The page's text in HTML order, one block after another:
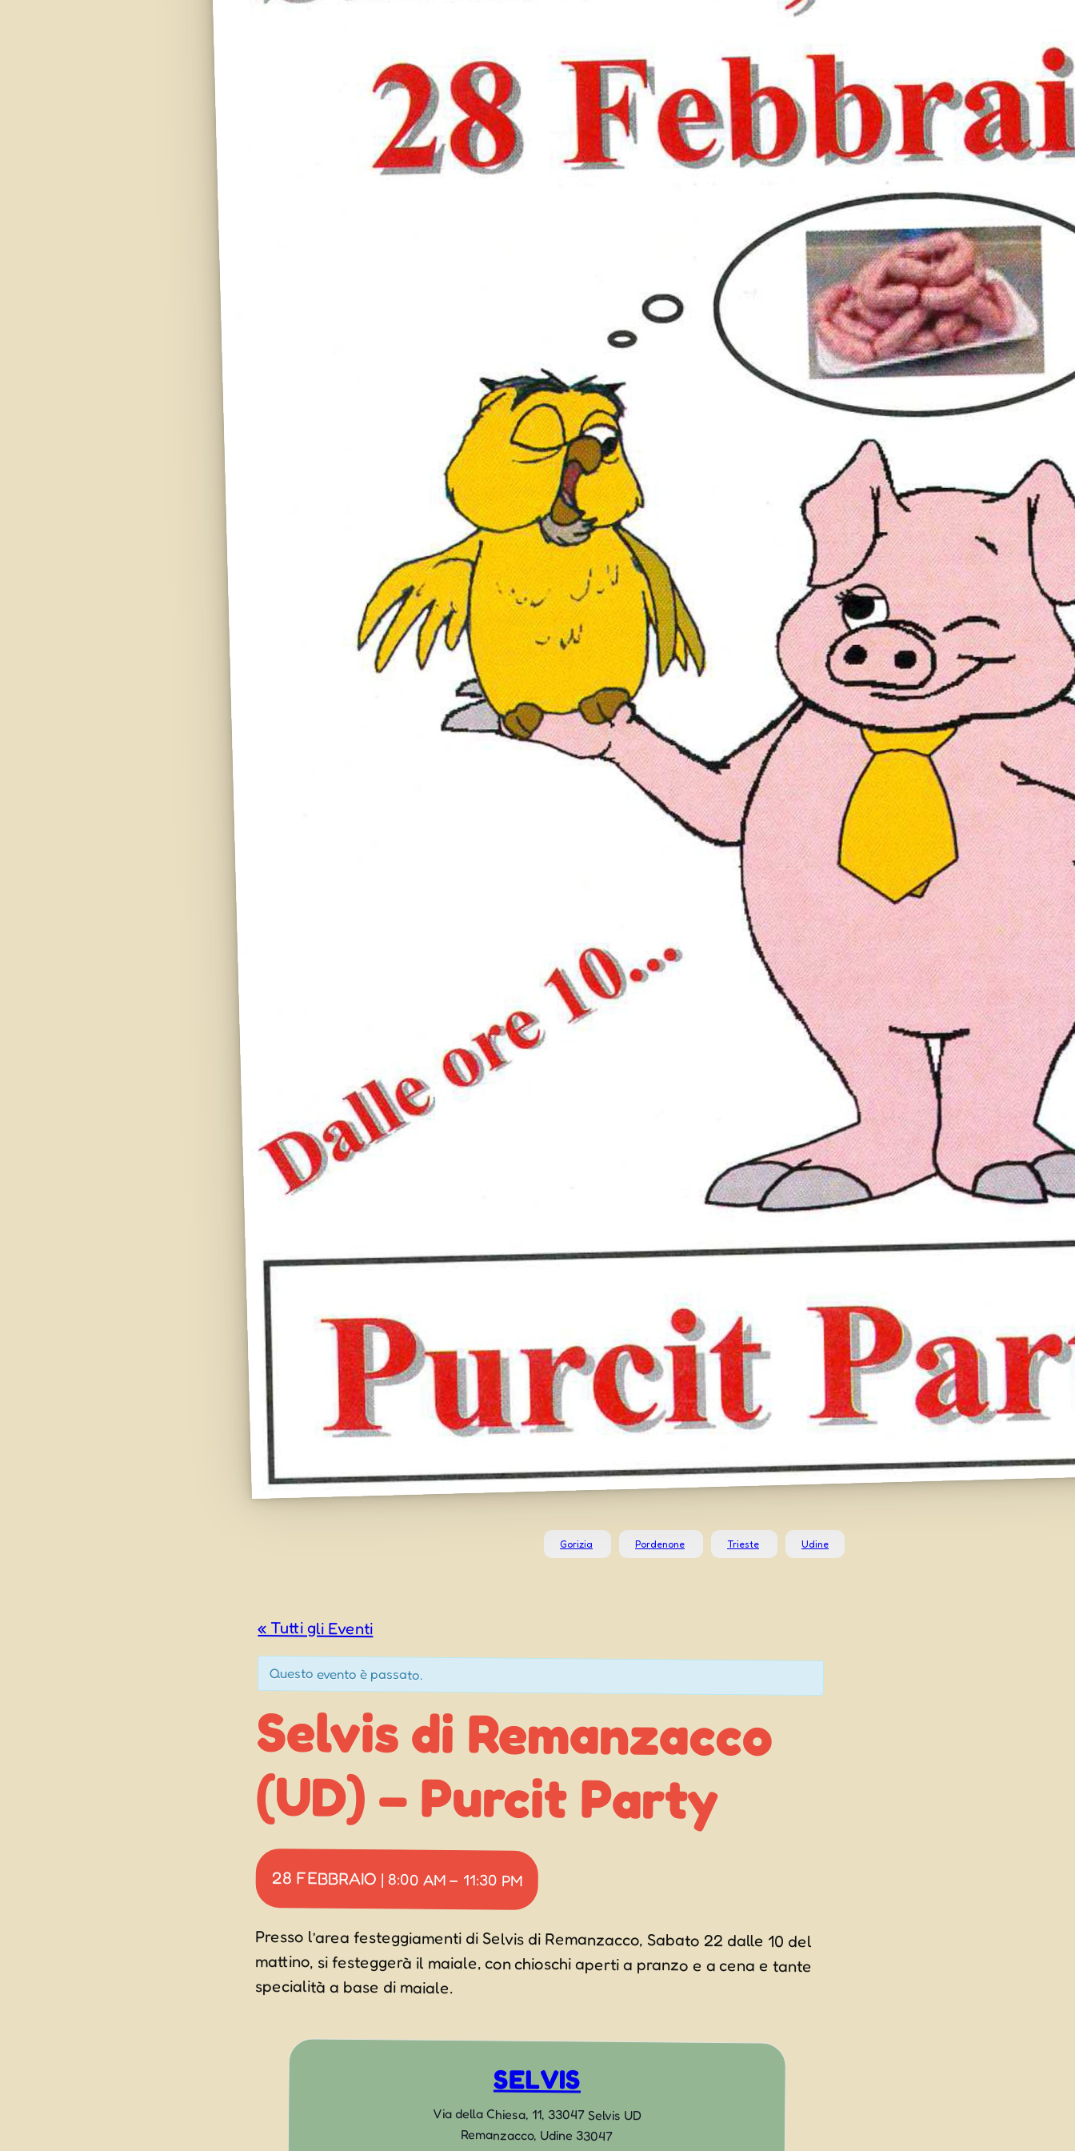
Gorizia Pordenone Trieste Udine
« Tutti gli Eventi
Questo evento è passato.
Selvis di Remanzacco
(UD) – Purcit Party
28 FEBBRAIO | 8:00 AM – 11:30 PM
Presso l’area festeggiamenti di Selvis di Remanzacco, Sabato 22 dalle 10 del
mattino, si festeggerà il maiale, con chioschi aperti a pranzo e a cena e tante
specialità a base di maiale.
SELVIS
Via della Chiesa, 11, 33047 Selvis UD
Remanzacco, Udine 33047